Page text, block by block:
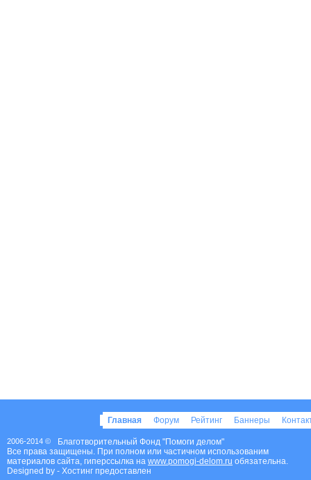
Главная Форум Рейтинг Баннеры
2006-2014 ©
Благотворительный Фонд "Помоги делом"
Все права защищены. При полном или частичном использованим
материалов сайта, гиперссылка на www.pomogi-delom.ru обязательна.
Designed by - Хостинг предоставлен